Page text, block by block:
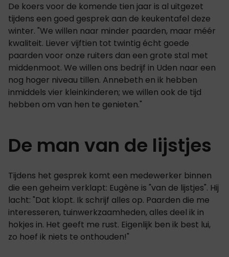
De koers voor de komende tien jaar is al uitgezet
tijdens een goed gesprek aan de keukentafel deze
winter. "We willen naar minder paarden, maar méér
kwaliteit. Liever vijftien tot twintig écht goede
paarden voor onze ruiters dan een grote stal met
middenmoot. We willen ons bedrijf in Uden naar een
nog hoger niveau tillen. Annebeth en ik hebben
inmiddels vier kleinkinderen; we willen ook de tijd
hebben om van hen te genieten."
De man van de lijstjes
Tijdens het gesprek komt een medewerker binnen
die een geheim verklapt: Eugène is "van de lijstjes". Hij
lacht: "Dat klopt. Ik schrijf alles op. Paarden die me
interesseren, tuinwerkzaamheden, alles deel ik in
hokjes in. Het geeft me rust. Eigenlijk ben ik best lui,
zo hoef ik niets te onthouden!"